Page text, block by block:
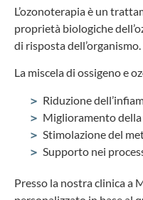
L’ozonoterapia è un
proprietà biologiche
di risposta dell’organismo.
La miscela di ossigeno e
Riduzione
Miglioramento
Stimolazione del
Supporto nei
Presso la nostra clinica a